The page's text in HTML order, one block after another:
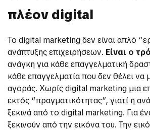
πλέον digital
Το digital marketing δεν είναι απλό
ανάπτυξης επιχειρήσεων. Είναι ο
ανάγκη για κάθε επαγγελματική
κάθε επαγγελματία που δεν θέλει να
αγοράς. Χωρίς digital marketing μια
εκτός “πραγματικότητας”, γιατί η
ξεκινά από το digital marketing. Για
ξεκινούν από την εικόνα του. Την